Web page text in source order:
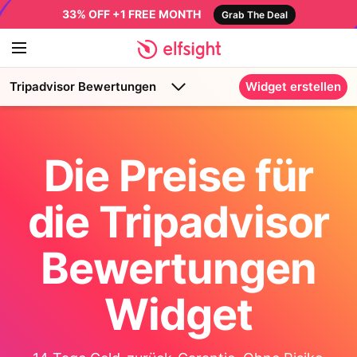
33% OFF +1 FREE MONTH Grab The Deal
Tripadvisor Bewertungen Widget erstellen
Die Preise für
die Tripadvisor
Bewertungen
Widget